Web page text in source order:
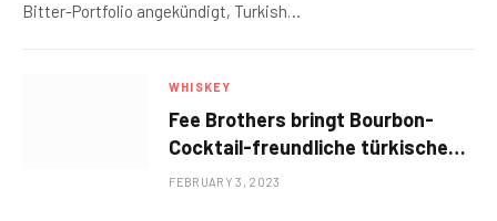
Bitter-Portfolio angekündigt, Turkish…
WHISKEY
Fee Brothers bringt Bourbon-
Cocktail-freundliche türkische
Tabakbitter auf den Markt
FEBRUARY 3, 2023